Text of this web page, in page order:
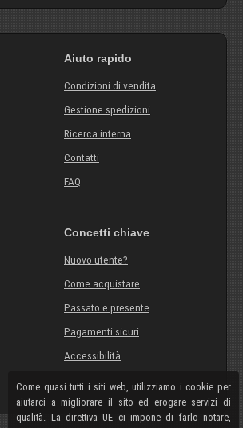
Come quasi tutti i siti web, utilizziamo i cookie per
aiutarci a migliorare il sito ed erogare servizi di
qualità. La direttiva UE ci impone di farlo notare,
Aiuto rapido
Condizioni di vendita
Gestione spedizioni
Ricerca interna
Contatti
FAQ
Concetti chiave
Nuovo utente?
Come acquistare
Passato e presente
Pagamenti sicuri
Accessibilità